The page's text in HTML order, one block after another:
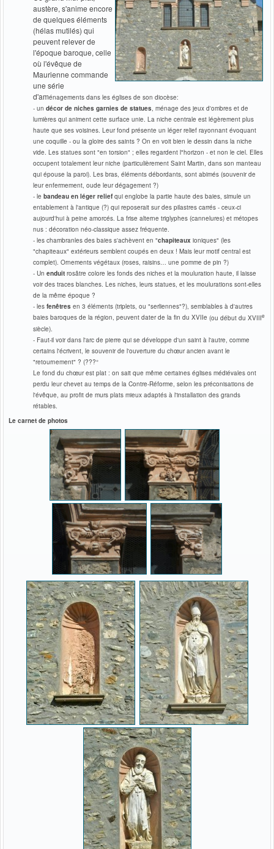
austère, s'anime encore
de quelques éléments
(hélas mutilés) qui
peuvent relever de
l'époque baroque, celle
où l'évêque de
Maurienne commande
une série
d'aménagements dans les églises de son diocèse:
- un décor de niches garnies de statues, ménage des jeux d'ombres et de
lumières qui animent cette surface unie. La niche centrale est légèrement plus
haute que ses voisines. Leur fond présente un léger relief rayonnant évoquant
une coquille - ou la gloire des saints ? On en voit bien le dessin dans la niche
vide. Les statues sont "en torsion" ; elles regardent l"horizon - et non le ciel. Elles
occupent totalement leur niche (particulièrement Saint Martin, dans son manteau
qui épouse la paroi). Les bras, éléments débordants, sont abimés (souvenir de
leur enfermement, oude leur dégagement ?)
- le bandeau en léger relief qui englobe la partie haute des baies, simule un
entablement à l'antique (?) qui reposerait sur des pilastres carrés - ceux-ci
aujourd'hui à peine amorcés. La frise alterne triglyphes (cannelures) et métopes
nus : décoration néo-classique assez fréquente.
- les chambranles des baies s'achèvent en "chapiteaux ioniques" (les
"chapiteaux" extérieurs semblent coupés en deux ! Mais leur motif central est
complet). Ornements végétaux (roses, raisins… une pomme de pin ?)
- Un enduit rosâtre colore les fonds des niches et la mouluration haute, il laisse
voir des traces blanches. Les niches, leurs statues, et les moulurations sont-elles
de la même époque ?
- les fenêtres en 3 éléments (triplets, ou "serliennes"?), semblables à d'autres
baies baroques de la région, peuvent dater de la fin du XVIIe (ou début du XVIIIe
siècle).
- Faut-il voir dans l'arc de pierre qui se développe d'un saint à l'autre, comme
certains l'écrivent, le souvenir de l'ouverture du chœur ancien avant le
"retournement" ? (???°
Le fond du chœur est plat : on sait que même certaines églises médiévales ont
perdu leur chevet au temps de la Contre-Réforme, selon les préconisations de
l'évêque, au profit de murs plats mieux adaptés à l'installation des grands
rétables.
Le carnet de photos